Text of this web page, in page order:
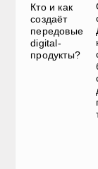
Кто и как
создаёт
передовые
digital-
продукты?